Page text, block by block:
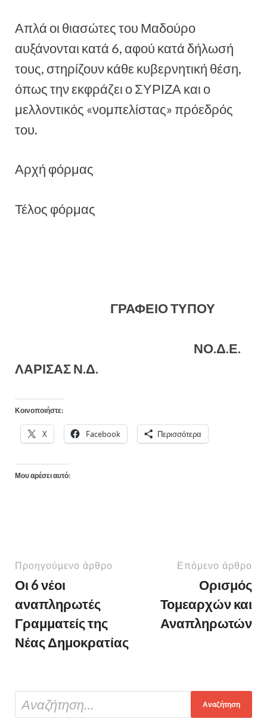
Απλά οι θιασώτες του Μαδούρο
αυξάνονται κατά 6, αφού κατά δήλωσή
τους, στηρίζουν κάθε κυβερνητική θέση,
όπως την εκφράζει ο ΣΥΡΙΖΑ και ο
μελλοντικός «νομπελίστας» πρόεδρός
του.
Αρχή φόρμας
Τέλος φόρμας
ΓΡΑΦΕΙΟ ΤΥΠΟΥ
ΝΟ.Δ.Ε.
ΛΑΡΙΣΑΣ Ν.Δ.
Κοινοποιήστε:
X Facebook Περισσότερα
Μου αρέσει αυτό:
Προηγούμενο άρθρο
Οι 6 νέοι
αναπληρωτές
Γραμματείς της
Νέας Δημοκρατίας
Επόμενο άρθρο
Ορισμός
Τομεαρχών και
Αναπληρωτών